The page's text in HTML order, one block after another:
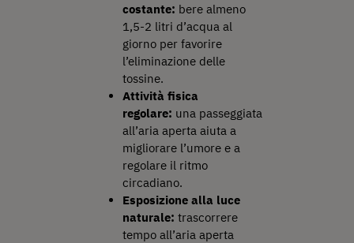
costante: bere almeno
1,5-2 litri d’acqua al
giorno per favorire
l’eliminazione delle
tossine.
Attività fisica
regolare: una passeggiata
all’aria aperta aiuta a
migliorare l’umore e a
regolare il ritmo
circadiano.
Esposizione alla luce
naturale: trascorrere
tempo all’aria aperta